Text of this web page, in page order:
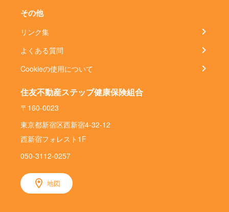
その他
リンク集
よくある質問
Cookieの使用について
住友不動産ステップ健康保険組合
〒160-0023
東京都新宿区西新宿4-32-12
西新宿フォレスト1F
050-3112-0257
地図